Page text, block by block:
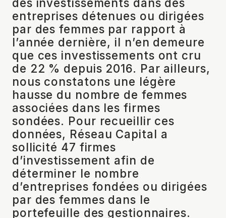
des investissements dans des
entreprises détenues ou dirigées
par des femmes par rapport à
l’année dernière, il n’en demeure
que ces investissements ont cru
de 22 % depuis 2016. Par ailleurs,
nous constatons une légère
hausse du nombre de femmes
associées dans les firmes
sondées. Pour recueillir ces
données, Réseau Capital a
sollicité 47 firmes
d’investissement afin de
déterminer le nombre
d’entreprises fondées ou dirigées
par des femmes dans le
portefeuille des gestionnaires.